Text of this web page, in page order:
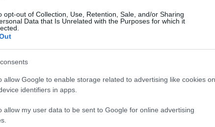
opt-out of Collection, Use, Retention, Sale, and/or Sharing
Data that Is Unrelated with the Purposes for which it
allow Google to enable storage related to advertising like cookies on
identifiers in apps.
allow my user data to be sent to Google for online advertising
Forint
1700 Forint
6500 Forint